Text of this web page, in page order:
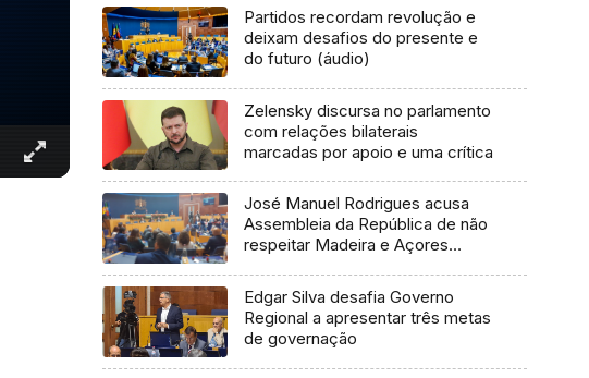
Partidos recordam revolução e
deixam desafios do presente e
do futuro (áudio)
Zelensky discursa no parlamento
com relações bilaterais
marcadas por apoio e uma crítica
José Manuel Rodrigues acusa
Assembleia da República de não
respeitar Madeira e Açores
Edgar Silva desafia Governo
Regional a apresentar três metas
de governação